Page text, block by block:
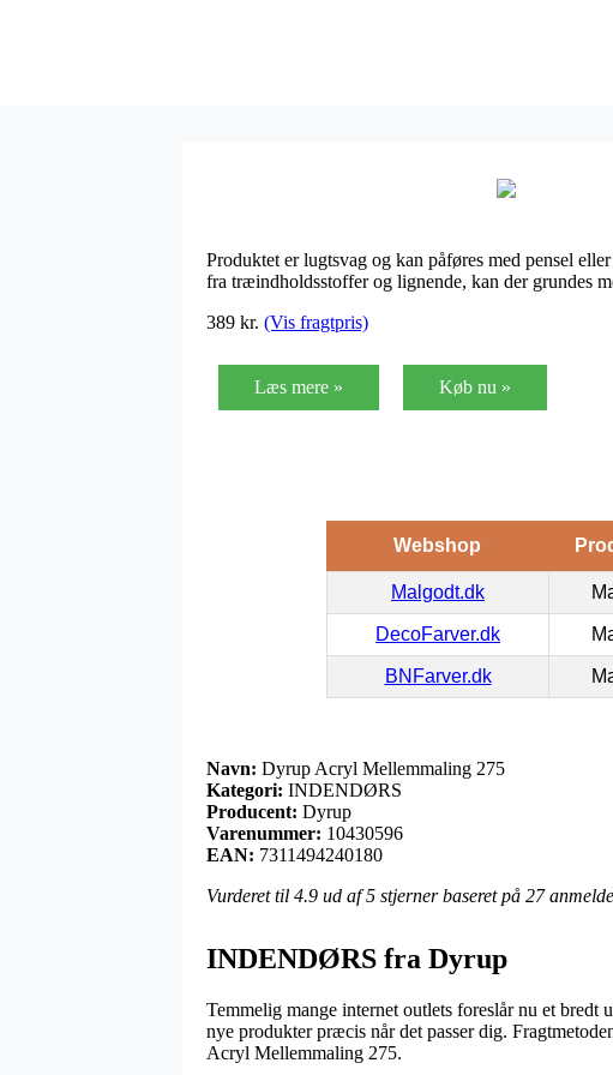
Produktet er lugtsvag og kan påføres med pensel
fra træindholdsstoffer og lignende, kan der grundes
389 kr. (Vis fragtpris)
Læs mere » Køb nu »
Webshop
Malgodt.dk
DecoFarver.dk
BNFarver.dk
Navn: Dyrup Acryl Mellemmaling 275
Kategori: INDENDØRS
Producent: Dyrup
Varenummer: 10430596
EAN: 7311494240180
Vurderet til 4.9 ud af 5 stjerner baseret på 27
INDENDØRS fra Dyrup
Temmelig mange internet outlets foreslår nu et
nye produkter præcis når det passer dig.
Acryl Mellemmaling 275.